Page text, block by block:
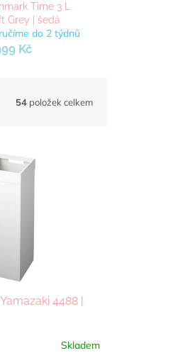
Time 3 L
Grey | šedá
do 2 týdnů
Kč
54 položek celkem
4488 |
Skladem